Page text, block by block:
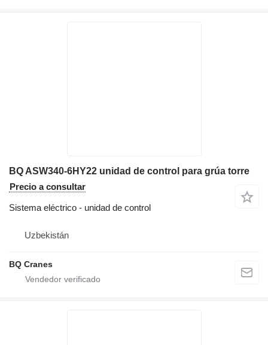
BQ ASW340-6HY22 unidad de control para grúa torre
Precio a consultar
Sistema eléctrico - unidad de control
Uzbekistán
BQ Cranes